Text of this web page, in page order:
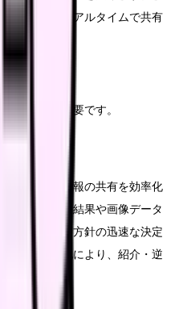
空床情報をリアルタイムで共有
現します。
の実現が重要です。
用し、患者情報の共有を効率化
により、検査結果や画像データ
の防止や治療方針の迅速な決定
供書の電子化により、紹介・逆